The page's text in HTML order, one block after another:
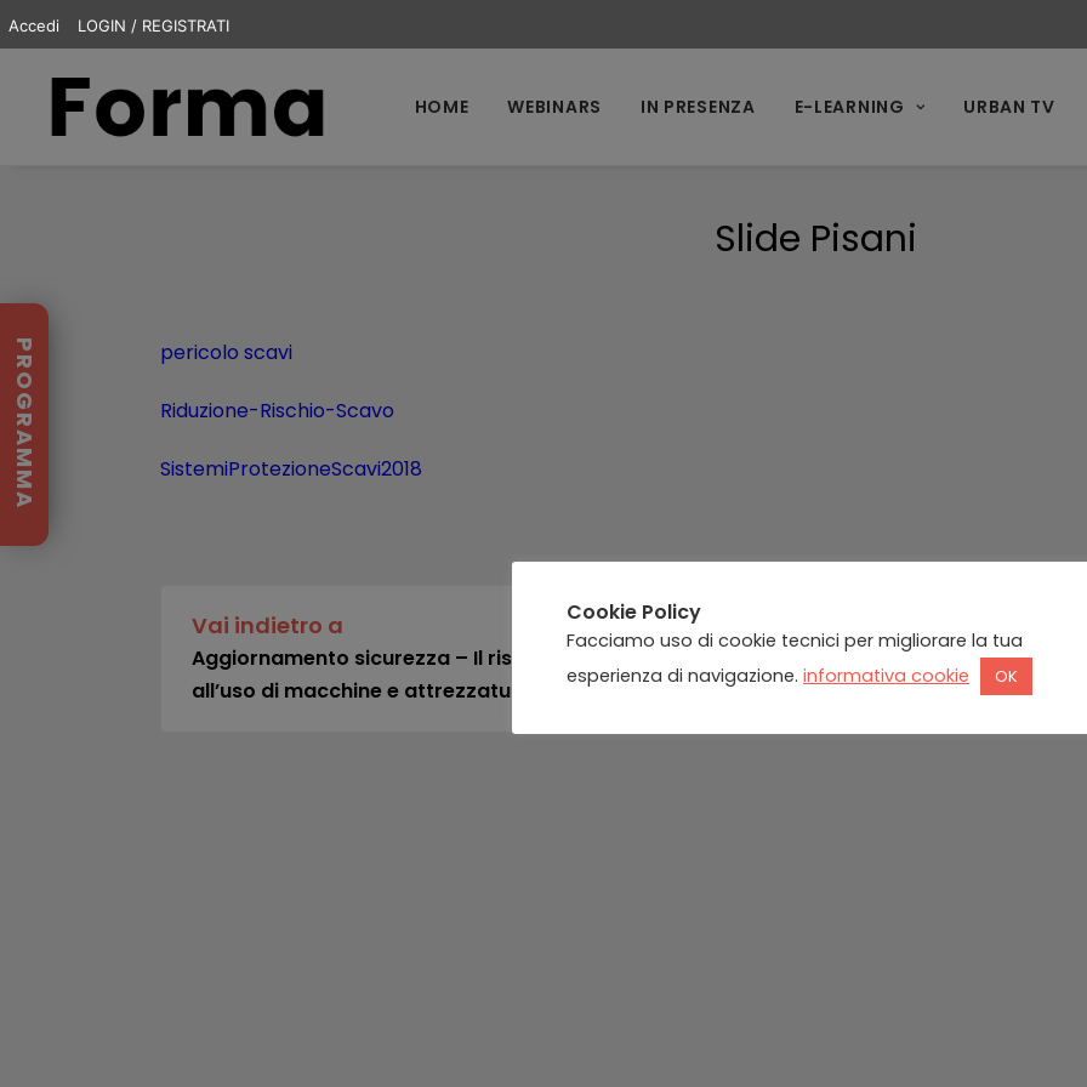
Accedi LOGIN / REGISTRATI
HOME WEBINARS IN PRESENZA E-LEARNING URBAN TV
Slide Pisani
pericolo scavi
Riduzione-Rischio-Scavo
SistemiProtezioneScavi2018
Vai indietro a
Aggiornamento sicurezza – Il rischio negli scavi, nelle demolizioni, nelle opere in
all’uso di macchine e attrezzature
PROGRAMMA
Cookie Policy
Facciamo uso di cookie tecnici per migliorare la tua
esperienza di navigazione. informativa cookie OK